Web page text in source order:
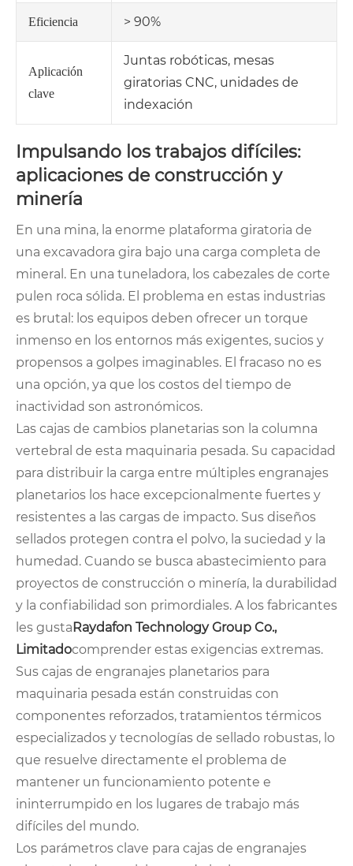
Eficiencia > 90%
Aplicación
clave
Juntas robóticas, mesas
giratorias CNC, unidades de
indexación
Impulsando los trabajos difíciles:
aplicaciones de construcción y
minería
En una mina, la enorme plataforma giratoria de
una excavadora gira bajo una carga completa de
mineral. En una tuneladora, los cabezales de corte
pulen roca sólida. El problema en estas industrias
es brutal: los equipos deben ofrecer un torque
inmenso en los entornos más exigentes, sucios y
propensos a golpes imaginables. El fracaso no es
una opción, ya que los costos del tiempo de
inactividad son astronómicos.
Las cajas de cambios planetarias son la columna
vertebral de esta maquinaria pesada. Su capacidad
para distribuir la carga entre múltiples engranajes
planetarios los hace excepcionalmente fuertes y
resistentes a las cargas de impacto. Sus diseños
sellados protegen contra el polvo, la suciedad y la
humedad. Cuando se busca abastecimiento para
proyectos de construcción o minería, la durabilidad
y la confiabilidad son primordiales. A los fabricantes
les gustaRaydafon Technology Group Co.,
Limitadocomprender estas exigencias extremas.
Sus cajas de engranajes planetarios para
maquinaria pesada están construidas con
componentes reforzados, tratamientos térmicos
especializados y tecnologías de sellado robustas, lo
que resuelve directamente el problema de
mantener un funcionamiento potente e
ininterrumpido en los lugares de trabajo más
difíciles del mundo.
Los parámetros clave para cajas de engranajes